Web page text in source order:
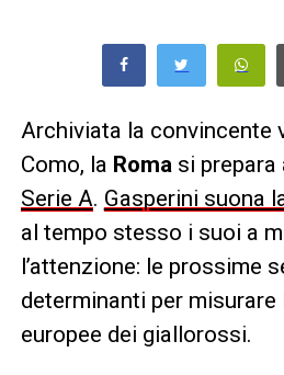
Archiviata la convincente
Como, la Roma si
Serie A. Gasperini suona
al tempo stesso i suoi a
l’attenzione: le prossime
determinanti per
europee dei giallorossi.